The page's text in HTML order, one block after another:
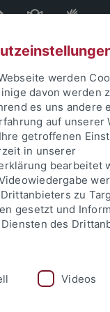
... Sportprogramm
Angeboten:
aufnehmen:
werden
davon werden
es uns andere
auf unserer
getroffenen
in unserer
bearbeitet
zu
gesetzt und
des
Videos